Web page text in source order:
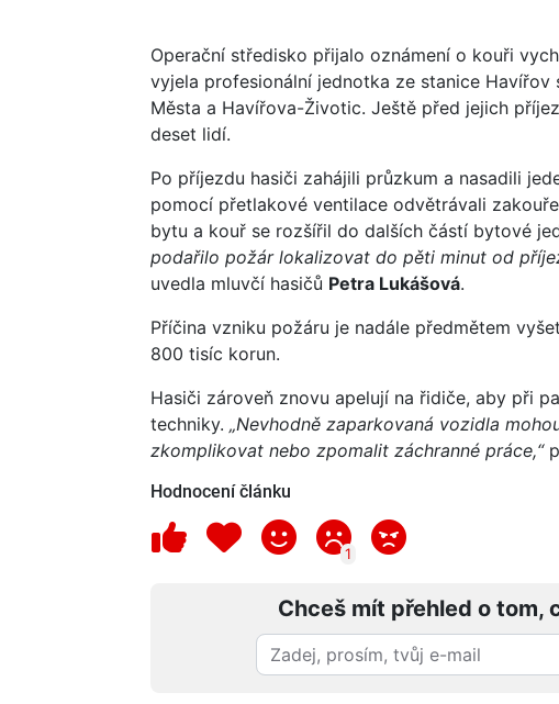
Operační středisko přijalo oznámení o kouři
vyjela profesionální jednotka ze stanice
Města a Havířova-Životic. Ještě před jejich
deset lidí.
Po příjezdu hasiči zahájili průzkum a nasadili
pomocí přetlakové ventilace odvětrávali
bytu a kouř se rozšířil do dalších částí bytové
podařilo požár lokalizovat do pěti minut od
uvedla mluvčí hasičů Petra Lukášová.
Příčina vzniku požáru je nadále předmětem
800 tisíc korun.
Hasiči zároveň znovu apelují na řidiče, aby při
techniky. „Nevhodně zaparkovaná vozidla
zkomplikovat nebo zpomalit záchranné práce,“
Hodnocení článku
1
Chceš mít přehled o tom,